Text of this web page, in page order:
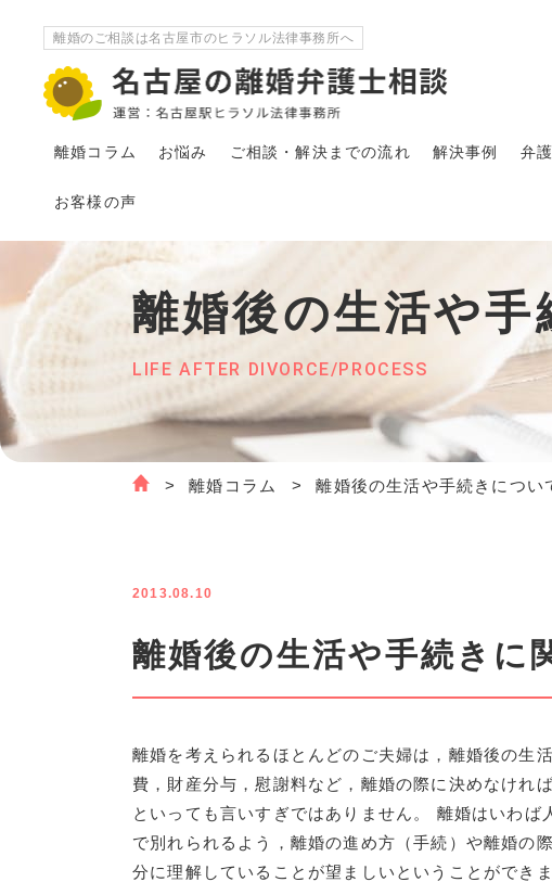
離婚のご相談は名古屋市のヒラソル法律事務所へ
離婚コラム お悩み ご相談・解決 までの流れ 解決事例 弁
お客様の声
離婚後の生活や
LIFE AFTER DIVORCE/PROCESS
離婚コラム 離婚後の生活や手続きについ
2013.08.10
離婚後の生活や手続きに
離婚を考えられるほとんどのご夫婦は，離婚後の生
費，財産分与，慰謝料など，離婚の際に決めなけれ
といっても言いすぎではありません。 離婚はいわ
で別れられるよう，離婚の進め方（手続）や離婚の
分に理解していることが望ましいということができ